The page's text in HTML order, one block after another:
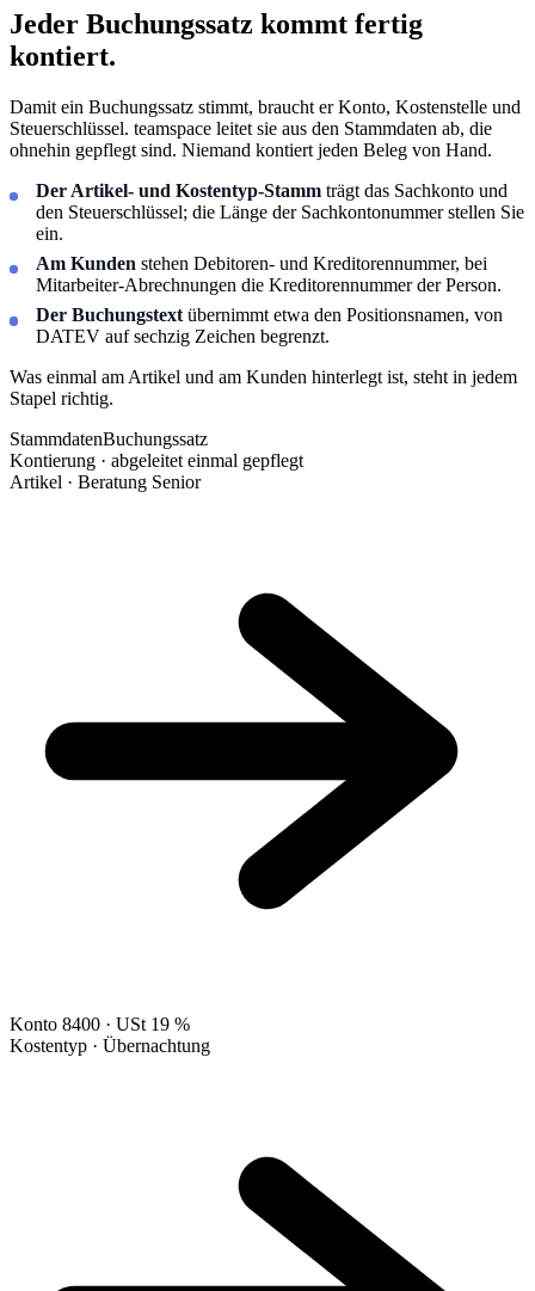
Jeder Buchungssatz kommt fertig
kontiert.
Damit ein Buchungssatz stimmt, braucht er Konto, Kostenstelle und
Steuerschlüssel. teamspace leitet sie aus den Stammdaten ab, die
ohnehin gepflegt sind. Niemand kontiert jeden Beleg von Hand.
Der Artikel- und Kostentyp-Stamm trägt das Sachkonto und
den Steuerschlüssel; die Länge der Sachkontonummer stellen Sie
ein.
Am Kunden stehen Debitoren- und Kreditorennummer, bei
Mitarbeiter-Abrechnungen die Kreditorennummer der Person.
Der Buchungstext übernimmt etwa den Positionsnamen, von
DATEV auf sechzig Zeichen begrenzt.
Was einmal am Artikel und am Kunden hinterlegt ist, steht in jedem
Stapel richtig.
StammdatenBuchungssatz
Kontierung · abgeleitet einmal gepflegt
Artikel · Beratung Senior
Konto 8400 · USt 19 %
Kostentyp · Übernachtung